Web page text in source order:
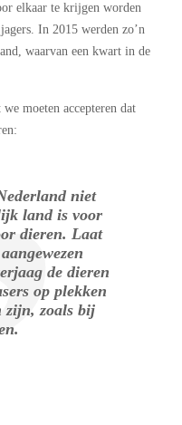
elkaar te krijgen worden
In 2015 werden zo’n
waarvan een kwart in de
moeten accepteren dat
niet
land is voor
dieren. Laat
de dieren
op plekken
zijn, zoals bij